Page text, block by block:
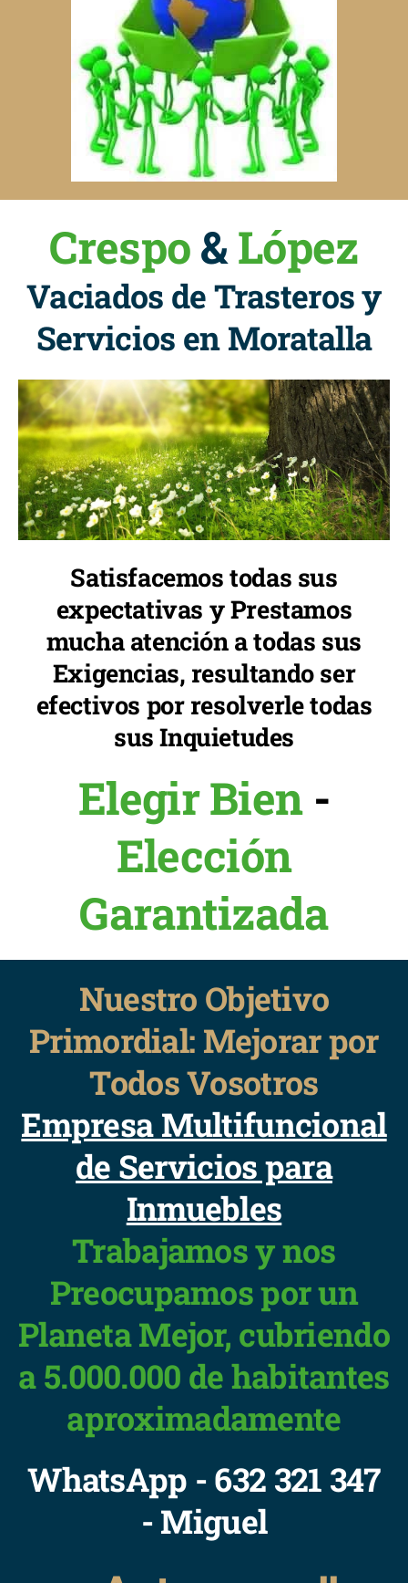
Crespo&López
Vaciados de Trasteros y
Servicios en Moratalla
Satisfacemos todas sus
expectativas y Prestamos
mucha atención a todas sus
Exigencias, resultando ser
efectivos por resolverle todas
sus Inquietudes
Elegir Bien -
Elección
Garantizada
Nuestro Objetivo
Primordial: Mejorar por
Todos Vosotros
Empresa Multifuncional
de Servicios para
Inmuebles
Trabajamos y nos
Preocupamos por un
Planeta Mejor, cubriendo
a 5.000.000 de habitantes
aproximadamente
WhatsApp - 632 321 347
- Miguel